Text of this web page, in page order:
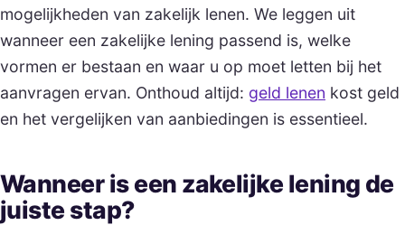
mogelijkheden van zakelijk lenen. We leggen uit
wanneer een zakelijke lening passend is, welke
vormen er bestaan en waar u op moet letten bij het
aanvragen ervan. Onthoud altijd: geld lenen kost geld
en het vergelijken van aanbiedingen is essentieel.
Wanneer is een zakelijke lening de
juiste stap?